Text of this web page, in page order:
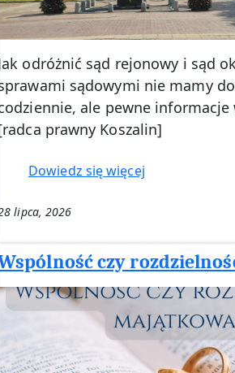
odróżnić sąd rejonowy i sąd
sądowymi nie mamy
ale pewne
prawny Koszalin]
Dowiedz się więcej:
sąd
okręgowy?
lipca, 2026
czy